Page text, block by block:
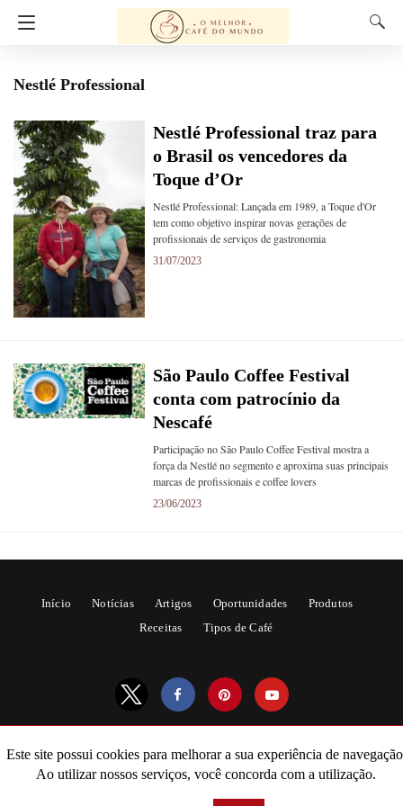
Nestlé Professional
Nestlé Professional traz para
o Brasil os vencedores da
Toque d’Or
Nestlé Professional: Lançada em 1989, a Toque d'Or
tem como objetivo inspirar novas gerações de
profissionais de serviços de gastronomia
31/07/2023
São Paulo Coffee Festival
conta com patrocínio da
Nescafé
Participação no São Paulo Coffee Festival mostra a
força da Nestlé no segmento e aproxima suas principais
marcas de profissionais e coffee lovers
23/06/2023
Início Notícias Artigos Oportunidades
Produtos
Receitas
Tipos de Café
All Rights Reserved
Este site possui cookies para melhorar a sua experiência de
Ao utilizar nossos serviços, você concorda com a utilização.